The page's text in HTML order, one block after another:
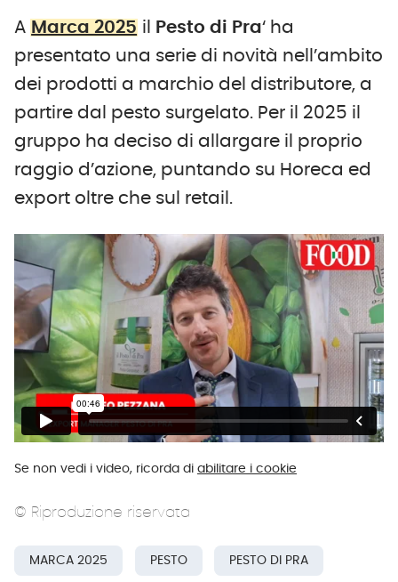
A Marca 2025 il Pesto di Pra‘ ha
presentato una serie di novità nell’ambito
dei prodotti a marchio del distributore, a
partire dal pesto surgelato. Per il 2025 il
gruppo ha deciso di allargare il proprio
raggio d’azione, puntando su Horeca ed
export oltre che sul retail.
Se non vedi i video, ricorda di abilitare i cookie
© Riproduzione riservata
MARCA 2025 PESTO PESTO DI PRA